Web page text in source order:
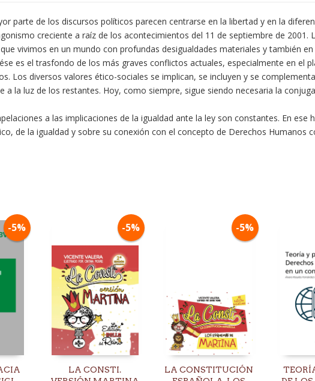
parte de los discursos políticos parecen centrarse en la libertad y en la
creciente a raíz de los acontecimientos del 11 de septiembre de 2001.
vivimos en un mundo con profundas desigualdades materiales y también
es el trasfondo de los más graves conflictos actuales, especialmente en el
Los diversos valores ético-sociales se implican, se incluyen y se
la luz de los restantes. Hoy, como siempre, sigue siendo necesaria la
a las implicaciones de la igualdad ante la ley son constantes. En ese
de la igualdad y sobre su conexión con el concepto de Derechos Humanos
-5% -5%
LA CONSTI.
-5%
LA CONSTITUCIÓN